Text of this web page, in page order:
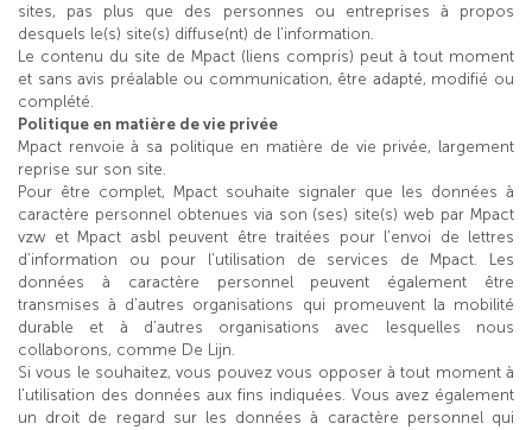
sites, pas plus que des personnes ou entreprises à propos
desquels le(s) site(s) diffuse(nt) de l’information.
Le contenu du site de Mpact (liens compris) peut à tout moment
et sans avis préalable ou communication, être adapté, modifié ou
complété.
Politique en matière de vie privée
Mpact renvoie à sa politique en matière de vie privée, largement
reprise sur son site.
Pour être complet, Mpact souhaite signaler que les données à
caractère personnel obtenues via son (ses) site(s) web par Mpact
vzw et Mpact asbl peuvent être traitées pour l’envoi de lettres
d’information ou pour l’utilisation de services de Mpact. Les
données à caractère personnel peuvent également être
transmises à d’autres organisations qui promeuvent la mobilité
durable et à d’autres organisations avec lesquelles nous
collaborons, comme De Lijn.
Si vous le souhaitez, vous pouvez vous opposer à tout moment à
l’utilisation des données aux fins indiquées. Vous avez également
un droit de regard sur les données à caractère personnel qui